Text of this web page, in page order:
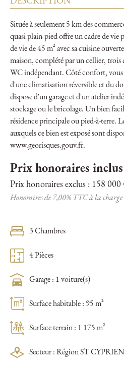
Située à seulement 5 km des
quasi plain-pied offre un cadre de vie
de vie de 45 m² avec sa cuisine
maison, complété par un cellier, trois
WC indépendant. Côté confort, vous
d'une climatisation réversible et du
dispose d'un garage et d'un atelier
stockage ou le bricolage. Un bien
résidence principale ou pied-à-terre.
auxquels ce bien est exposé sont
www.georisques.gouv.fr.
Prix honoraires
Prix honoraires exclus : 158
Honoraires de 7,00% TTC à la charge
3 Chambres
4 Pièces
Garage : 1 voiture(s)
Surface habitable : 95 m²
Surface terrain : 1 175 m²
Secteur : Région ST CYPRIEN